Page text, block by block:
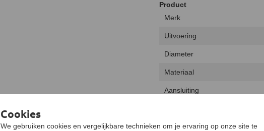
Product
Merk
Uitvoering
Diameter
Materiaal
Aansluiting
Kleur
Cookies
We gebruiken cookies en vergelijkbare technieken om je ervaring op onze site te